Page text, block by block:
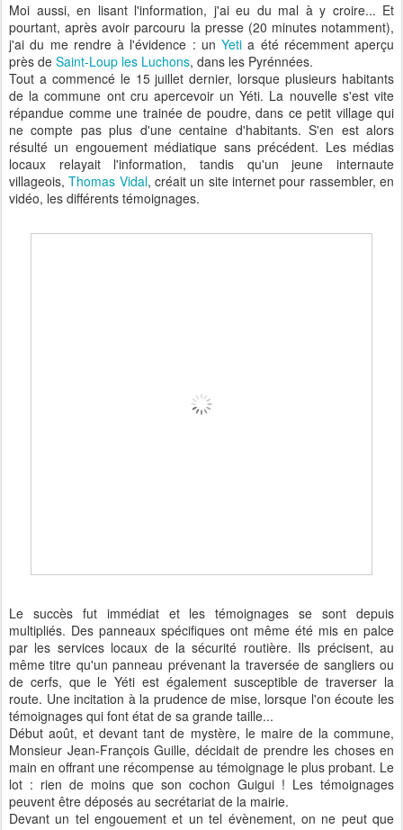
Moi aussi, en lisant l'information, j'ai eu du mal à y croire... Et
pourtant, après avoir parcouru la presse (20 minutes notamment),
j'ai du me rendre à l'évidence : un Yeti a été récemment aperçu
près de Saint-Loup les Luchons, dans les Pyrénnées.
Tout a commencé le 15 juillet dernier, lorsque plusieurs habitants
de la commune ont cru apercevoir un Yéti. La nouvelle s'est vite
répandue comme une trainée de poudre, dans ce petit village qui
ne compte pas plus d'une centaine d'habitants. S'en est alors
résulté un engouement médiatique sans précédent. Les médias
locaux relayait l'information, tandis qu'un jeune internaute
villageois,Thomas Vidal, créait un site internet pour rassembler, en
vidéo, les différents témoignages.
Le succès fut immédiat et les témoignages se sont depuis
multipliés. Des panneaux spécifiques ont même été mis en palce
par les services locaux de la sécurité routière. Ils précisent, au
même titre qu'un panneau prévenant la traversée de sangliers ou
de cerfs, que le Yéti est également susceptible de traverser la
route. Une incitation à la prudence de mise, lorsque l'on écoute les
témoignages qui font état de sa grande taille...
Début août, et devant tant de mystère, le maire de la commune,
Monsieur Jean-François Guille, décidait de prendre les choses en
main en offrant une récompense au témoignage le plus probant. Le
lot : rien de moins que son cochon Guigui ! Les témoignages
peuvent être déposés au secrétariat de la mairie.
Devant un tel engouement et un tel évènement, on ne peut que